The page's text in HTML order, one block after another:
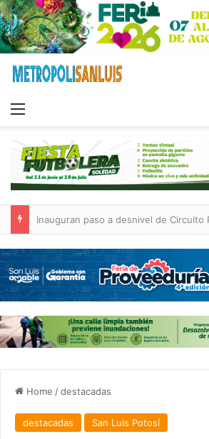
Home /destacadas
destacadas San Luis Potosí